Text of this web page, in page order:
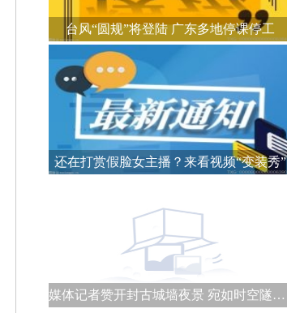
台风“圆规”将登陆 广东多地停课停工
还在打赏假脸女主播？来看视频“变装秀”
媒体记者赞开封古城墙夜景 宛如时空隧道式“穿越”体验